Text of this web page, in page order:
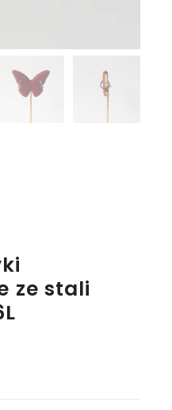
ze stali